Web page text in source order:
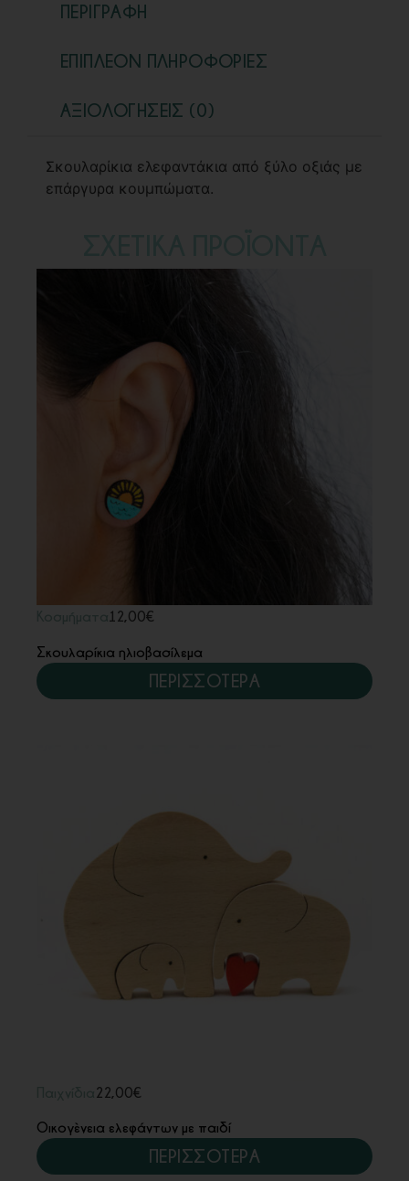
ΠΕΡΙΓΡΑΦΉ
ΕΠΙΠΛΈΟΝ ΠΛΗΡΟΦΟΡΊΕΣ
ΑΞΙΟΛΟΓΉΣΕΙΣ (0)
Σκουλαρίκια ελεφαντάκια από ξύλο οξιάς με
επάργυρα κουμπώματα.
12,00€
Σκουλαρίκια ηλιοβασίλεμα
ΠΕΡΙΣΣΟΤΕΡΑ
22,00€
Οικογένεια ελεφάντων με παιδί
ΠΕΡΙΣΣΟΤΕΡΑ